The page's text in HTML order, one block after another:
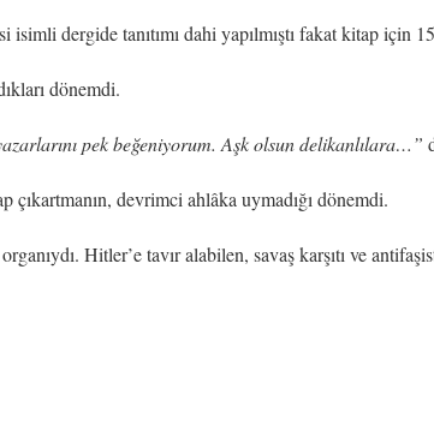
isimli dergide tanıtımı dahi yapılmıştı fakat kitap
dönemdi.
pek beğeniyorum. Aşk olsun delikanlılara…”
çıkartmanın, devrimci ahlâka uymadığı dönemdi.
Hitler’e tavır alabilen, savaş karşıtı ve